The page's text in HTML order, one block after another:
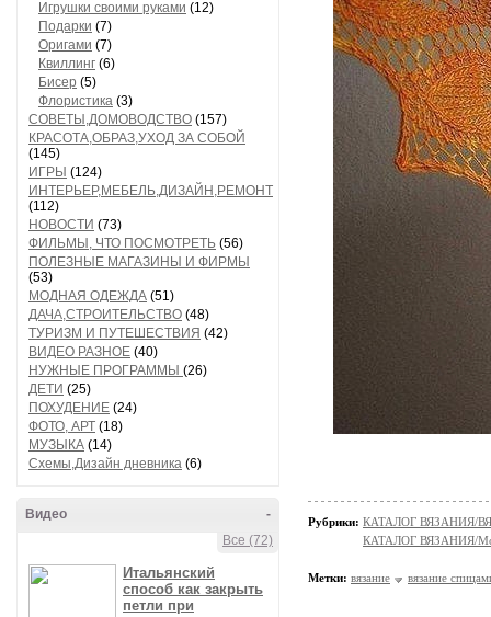
Игрушки своими руками (12)
Подарки (7)
Оригами (7)
Квиллинг (6)
Бисер (5)
Флористика (3)
СОВЕТЫ,ДОМОВОДСТВО (157)
КРАСОТА,ОБРАЗ,УХОД ЗА СОБОЙ
(145)
ИГРЫ (124)
ИНТЕРЬЕР,МЕБЕЛЬ,ДИЗАЙН,РЕМОНТ
(112)
НОВОСТИ (73)
ФИЛЬМЫ, ЧТО ПОСМОТРЕТЬ (56)
ПОЛЕЗНЫЕ МАГАЗИНЫ И ФИРМЫ
(53)
МОДНАЯ ОДЕЖДА (51)
ДАЧА,СТРОИТЕЛЬСТВО (48)
ТУРИЗМ И ПУТЕШЕСТВИЯ (42)
ВИДЕО РАЗНОЕ (40)
НУЖНЫЕ ПРОГРАММЫ (26)
ДЕТИ (25)
ПОХУДЕНИЕ (24)
ФОТО, АРТ (18)
МУЗЫКА (14)
Схемы,Дизайн дневника (6)
-
Видео
Все (72)
Итальянский
способ как закрыть
петли при
Рубрики: КАТАЛОГ ВЯЗАНИЯ/
КАТАЛОГ ВЯЗАНИЯ/
Метки: вязание вязание